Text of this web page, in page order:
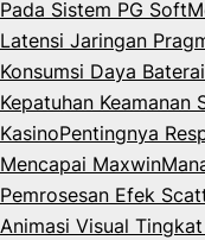
Pada Sistem PG Soft
Latensi Jaringan
Konsumsi Daya
Kepatuhan
KasinoPentingnya
Mencapai Maxwin
Pemrosesan Efek
Animasi Visual